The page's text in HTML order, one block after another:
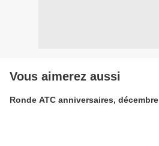
Vous aimerez aussi
Ronde ATC anniversaires, décembre